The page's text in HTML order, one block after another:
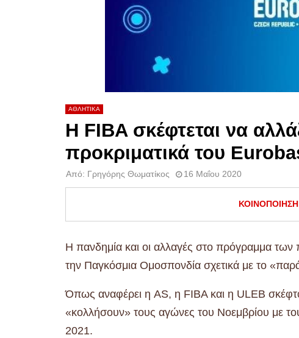
ΑΘΛΗΤΙΚΑ
Η FIBA σκέφτεται να
προκριματικά του
Από: Γρηγόρης Θωματίκος 16 Μαΐου 2020
ΚΟΙΝΟΠΟΊΗΣΗ
Η πανδημία και οι αλλαγές στο πρόγραμμα
την Παγκόσμια Ομοσπονδία σχετικά με το
Όπως αναφέρει η AS, η FIBA και η ULEB
«κολλήσουν» τους αγώνες του Νοεμβρίου με
2021.